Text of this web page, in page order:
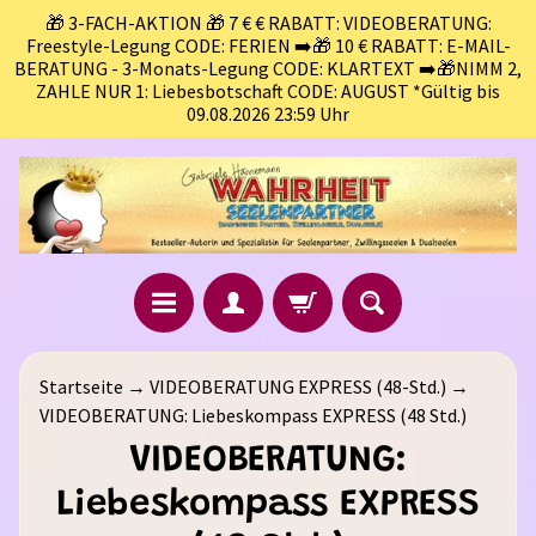
🎁 3-FACH-AKTION 🎁 7 € € RABATT: VIDEOBERATUNG:
Freestyle-Legung CODE: FERIEN ➡️🎁 10 € RABATT: E-MAIL-
BERATUNG - 3-Monats-Legung CODE: KLARTEXT ➡️🎁NIMM 2,
ZAHLE NUR 1: Liebesbotschaft CODE: AUGUST *Gültig bis
09.08.2026 23:59 Uhr
B
L
Startseite → VIDEOBERATUNG EXPRESS (48-Std.) →
VIDEOBERATUNG: Liebeskompass EXPRESS (48 Std.)
VIDEOBERATUNG:
Liebeskompass EXPRESS